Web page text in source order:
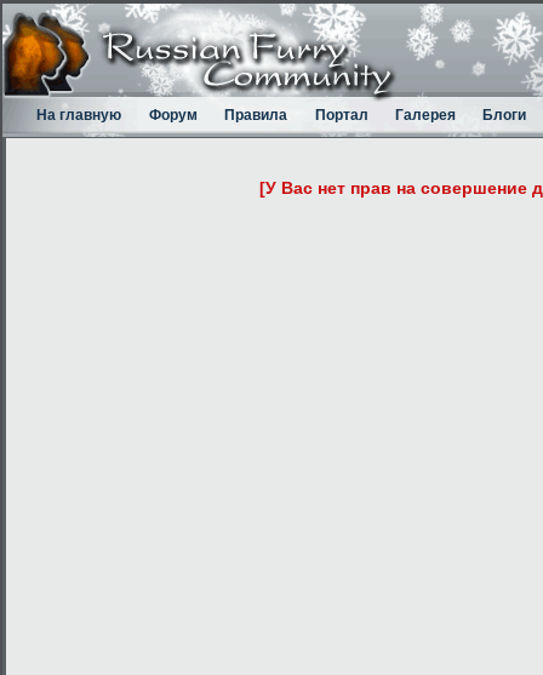
На главную Форум Правила Портал Галерея Блоги
[У Вас нет прав на совершение